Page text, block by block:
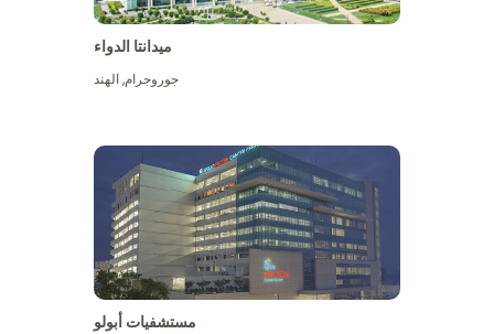
ميدانتا الدواء
جوروجرام,الهند
مستشفيات أبولو